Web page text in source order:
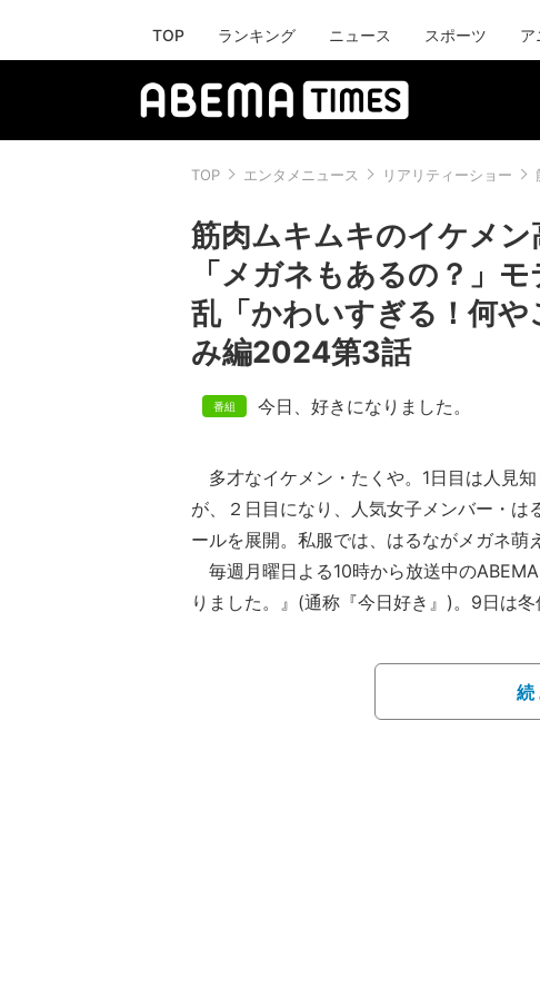
TOP ランキング ニュース スポーツ ア
TOP エンタメニュース リアリティーショー
筋肉ムキムキのイケメ
「メガネもあるの？」
乱「かわいすぎる！何
み編2024第3話
今日、好きになりました。
多才なイケメン・たくや。1日目は人見
が、２日目になり、人気女子メンバー・は
ールを展開。私服では、はるながメガネ萌
毎週月曜日よる10時から放送中の
りました。』(通称『今日好き』)。9日は
『今日好き』とは、運命の恋を見つける
行をテーマとした恋愛番組。今回のルー